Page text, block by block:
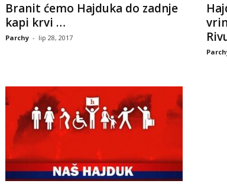
Branit ćemo Hajduka do zadnje
kapi krvi …
Parchy - lip 28, 2017